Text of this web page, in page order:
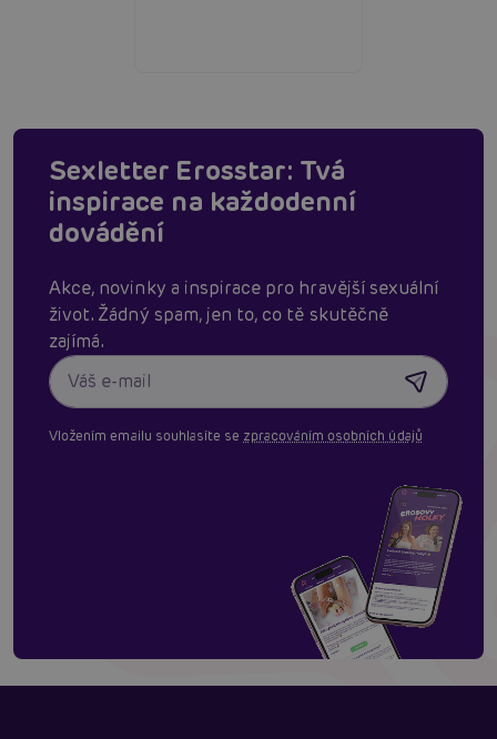
Sexletter Erosstar: Tvá
inspirace na každodenní
dovádění
Akce, novinky a inspirace pro hravější sexuální
život. Žádný spam, jen to, co tě skutěčně
zajímá.
Vložením emailu souhlasíte se zpracováním osobních údajů